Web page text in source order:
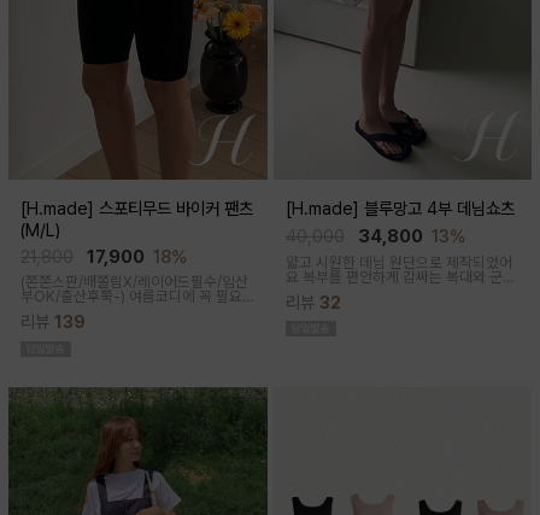
[H.made] 스포티무드 바이커 팬츠
(M/L)
17,900 18%
(쫀쫀스판/배쫄림X/레이어드필수/임산
부OK/출산후쭉-) 여름코디에 꼭 필요
츠!쫀쫀한 다리라인과 배부분은 부드럽
리뷰 139
[H.made] 블루망고 4부 데님쇼츠
34,800 13%
얇고 시원한 데님 원단으로 제작되었어
요 복부를 편안하게 감싸는 복대와 군살
스티치로 실용성과 포인트를 더했어요
리뷰 32